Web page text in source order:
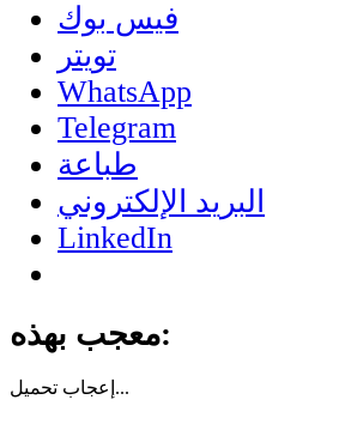
فيس بوك
تويتر
WhatsApp
Telegram
طباعة
البريد الإلكتروني
LinkedIn
معجب بهذه:
إعجاب تحميل...